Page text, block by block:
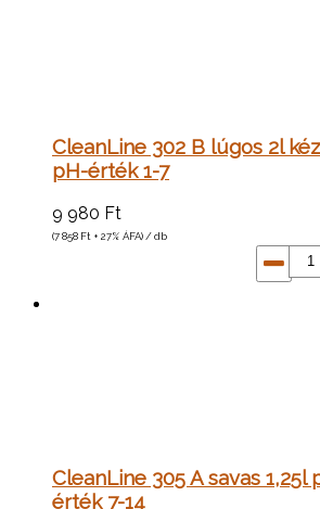
CleanLine 302 B lúgos 2l
pH-érték 1-7
9 980 Ft
(7 858 Ft + 27% ÁFA) / db
CleanLine 305 A savas
érték 7-14